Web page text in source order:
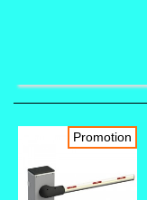
Promotion